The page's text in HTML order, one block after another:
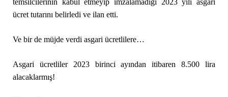
temsilcilerinin kabul etmeyip imzalamadığı 2023 yılı asgari
ücret tutarını belirledi ve ilan etti.
Ve bir de müjde verdi asgari ücretlilere…
Asgari ücretliler 2023 birinci ayından itibaren 8.500 lira
alacaklarmış!